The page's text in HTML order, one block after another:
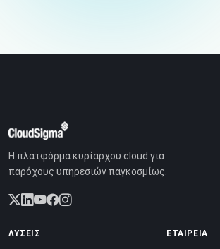
Η πλατφόρμα κυρίαρχου cloud για
παρόχους υπηρεσιών παγκοσμίως.
ΛΎΣΕΙΣ ΕΤΑΙΡΕΊΑ